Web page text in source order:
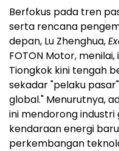
Berfokus pada tren
serta rencana
depan, Lu Zhenghua,
FOTON Motor,
Tiongkok kini tengah
sekadar "pelaku
global." Menurutnya,
ini mendorong
kendaraan energi
perkembangan